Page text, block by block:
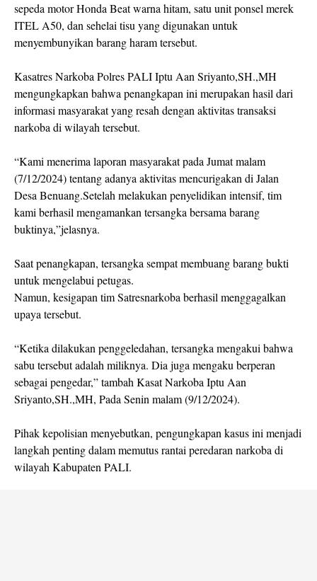
sepeda motor Honda Beat warna hitam, satu unit ponsel merek
ITEL A50, dan sehelai tisu yang digunakan untuk
menyembunyikan barang haram tersebut.
Kasatres Narkoba Polres PALI Iptu Aan Sriyanto,SH.,MH
mengungkapkan bahwa penangkapan ini merupakan hasil dari
informasi masyarakat yang resah dengan aktivitas transaksi
narkoba di wilayah tersebut.
“Kami menerima laporan masyarakat pada Jumat malam
(7/12/2024) tentang adanya aktivitas mencurigakan di Jalan
Desa Benuang.Setelah melakukan penyelidikan intensif, tim
kami berhasil mengamankan tersangka bersama barang
buktinya,”jelasnya.
Saat penangkapan, tersangka sempat membuang barang bukti
untuk mengelabui petugas.
Namun, kesigapan tim Satresnarkoba berhasil menggagalkan
upaya tersebut.
“Ketika dilakukan penggeledahan, tersangka mengakui bahwa
sabu tersebut adalah miliknya. Dia juga mengaku berperan
sebagai pengedar,” tambah Kasat Narkoba Iptu Aan
Sriyanto,SH.,MH, Pada Senin malam (9/12/2024).
Pihak kepolisian menyebutkan, pengungkapan kasus ini menjadi
langkah penting dalam memutus rantai peredaran narkoba di
wilayah Kabupaten PALI.